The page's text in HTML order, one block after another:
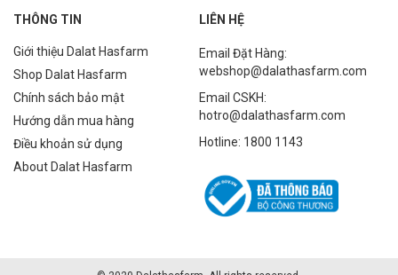
THÔNG TIN
Giới thiệu Dalat Hasfarm
Shop Dalat Hasfarm
Chính sách bảo mật
Hướng dẫn mua hàng
Điều khoản sử dụng
About Dalat Hasfarm
LIÊN HỆ
Email Đặt Hàng:
webshop@dalathasfarm.com
Email CSKH:
hotro@dalathasfarm.com
Hotline: 1800 1143